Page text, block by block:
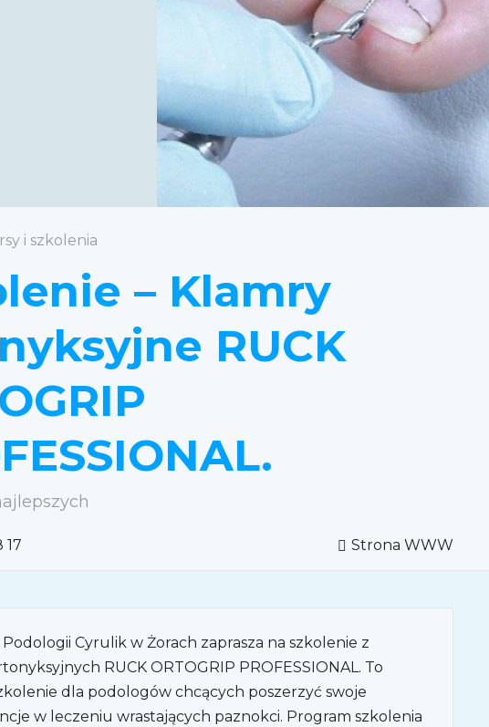
i szkolenia
– Klamry
RUCK
17 Strona WWW
Cyrulik w Żorach zaprasza na szkolenie z
RUCK ORTOGRIP PROFESSIONAL. To
dla podologów chcących poszerzyć swoje
w leczeniu wrastających paznokci. Program szkolenia